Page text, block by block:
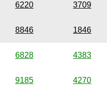
6220 3709
8846 1846
6828 4383
9185 4270